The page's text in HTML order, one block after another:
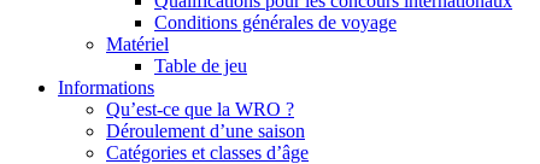
Conditions générales de voyage
Matériel
Table de jeu
Informations
Qu’est-ce que la WRO ?
Déroulement d’une saison
Catégories et classes d’âge